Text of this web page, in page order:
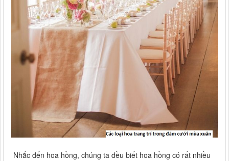
Nhắc đến hoa hồng, chúng ta đều biết hoa hồng có rất nhiều